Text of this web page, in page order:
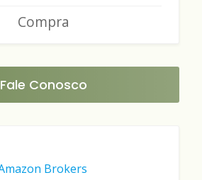
Compra
Fale Conosco